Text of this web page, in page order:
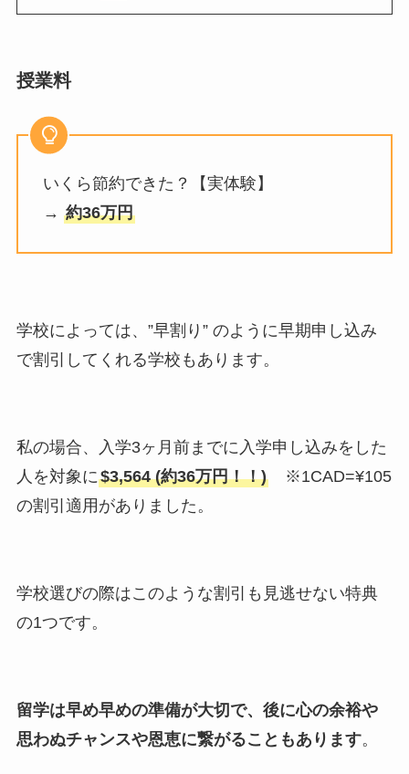
授業料
いくら節約できた？【実体験】
→ 約36万円
学校によっては、”早割り” のように早期申し込み
で割引してくれる学校もあります。
私の場合、入学3ヶ月前までに入学申し込みをした
人を対象に$3,564 (約36万円！！)※1CAD=¥105
の割引適用がありました。
学校選びの際はこのような割引も見逃せない特典
の1つです。
留学は早め早めの準備が大切で、後に心の余裕や
思わぬチャンスや恩恵に繋がることもあります。